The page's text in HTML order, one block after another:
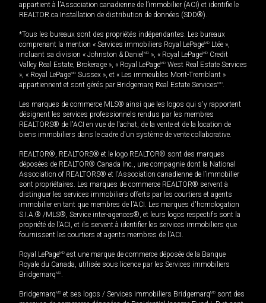
appartient à l'Association canadienne de l’immobilier (ACI) et identifie le
REALTOR.ca Installation de distribution de données (SDD®).
*Tous les bureaux sont des propriétés indépendantes. Les bureaux
comprenant la mention « Services immobiliers Royal LePageMD Ltée »,
incluant sa division « Johnston & Daniel MD », « Royal LePageMD Credit
Valley Real Estate, Brokerage », « Royal LePageMD West Real Estate Services
», « Royal LePageMD Sussex », et « Les immeubles Mont-Tremblant »
appartiennent et sont gérés par Bridgemarq Real Estate ServicesMD.
Les marques de commerce MLS® ainsi que les logos qui s'y rapportent
désignent les services professionnels rendus par les membres
REALTORS® de l'ACI en vue de l'achat, de la vente et de la location de
biens immobiliers dans le cadre d'un système de vente collaborative.
REALTOR®, REALTORS® et le logo REALTOR® sont des marques
déposées de REALTOR® Canada Inc., une compagnie dont la National
Association of REALTORS® et l'Association canadienne de l’immobilier
sont propriétaires. Les marques de commerce REALTOR® servent à
distinguer les services immobiliers offerts par les courtiers et agents
immobilier en tant que membres de l'ACI. Les marques d'homologation
S.I.A.® /MLS®, Service inter-agences®, et leurs logos respectifs sont la
propriété de l'ACI, et ils servent à identifier les services immobiliers que
fournissent les courtiers et agents membres de l'ACI.
Royal LePageMD est une marque de commerce déposée de la Banque
Royale du Canada, utilisée sous licence par les Services immobiliers
BridgemarqMD.
BridgemarqMD et ses logos / Services immobiliers BridgemarqMD sont des